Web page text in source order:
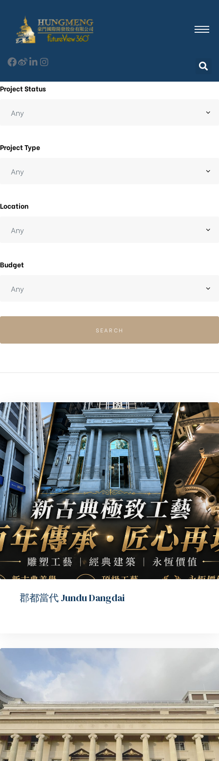
Project Status
Project Type
Location
Budget
SEARCH
郡都當代 Jundu Dangdai
含日本